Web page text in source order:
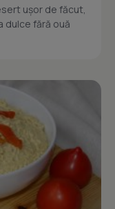
ușor de făcut,
dulce fără ouă